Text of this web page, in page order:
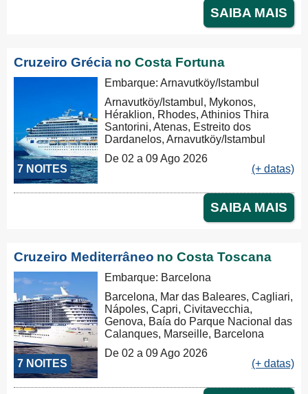
SAIBA MAIS
Cruzeiro Grécia no Costa Fortuna
7 NOITES
Embarque: Arnavutköy/Istambul
Arnavutköy/Istambul, Mykonos,
Héraklion, Rhodes, Athinios Thira
Santorini, Atenas, Estreito dos
Dardanelos, Arnavutköy/Istambul
De 02 a 09 Ago 2026
(+ datas)
SAIBA MAIS
Cruzeiro Mediterrâneo no Costa Toscana
7 NOITES
Embarque: Barcelona
Barcelona, Mar das Baleares, Cagliari,
Nápoles, Capri, Civitavecchia,
Genova, Baía do Parque Nacional das
Calanques, Marseille, Barcelona
De 02 a 09 Ago 2026
(+ datas)